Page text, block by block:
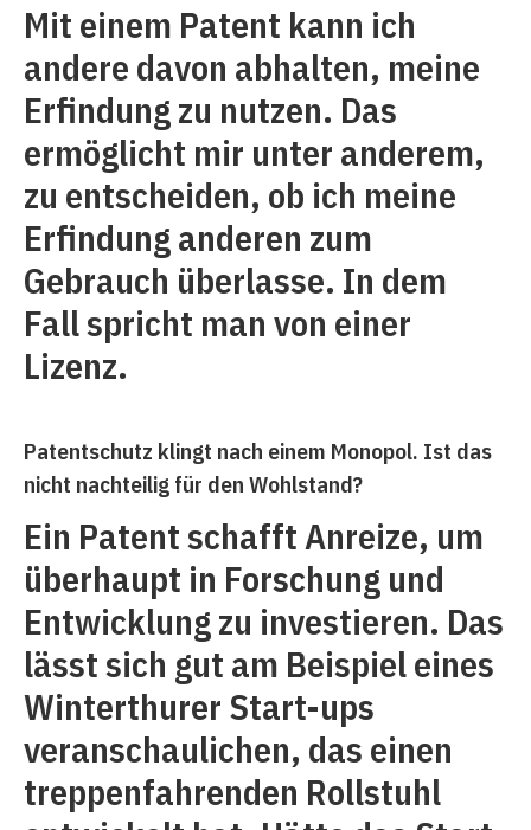
Mit einem Patent kann ich
andere davon abhalten, meine
Erfindung zu nutzen. Das
ermöglicht mir unter anderem,
zu entscheiden, ob ich meine
Erfindung anderen zum
Gebrauch überlasse. In dem
Fall spricht man von einer
Lizenz.
Patentschutz klingt nach einem Monopol. Ist das
nicht nachteilig für den Wohlstand?
Ein Patent schafft Anreize, um
überhaupt in Forschung und
Entwicklung zu investieren. Das
lässt sich gut am Beispiel eines
Winterthurer Start-ups
veranschaulichen, das einen
treppenfahrenden Rollstuhl